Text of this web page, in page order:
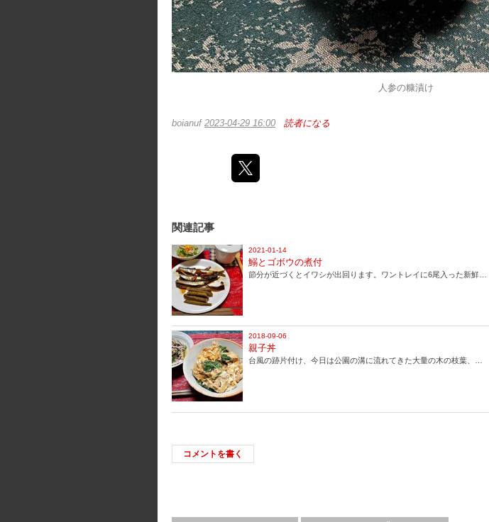
人参の糠漬け
boianuf 2023-04-29 16:00 読者になる
関連記事
2021-01-14
鰯とゴボウの煮付
節分が近づくとイワシが出回ります。ワントレイに6尾入った新鮮…
2018-09-06
親子丼
台風の跡片付け、今日は公園の溝に流れてきた大量の木の枝葉、…
コメントを書く